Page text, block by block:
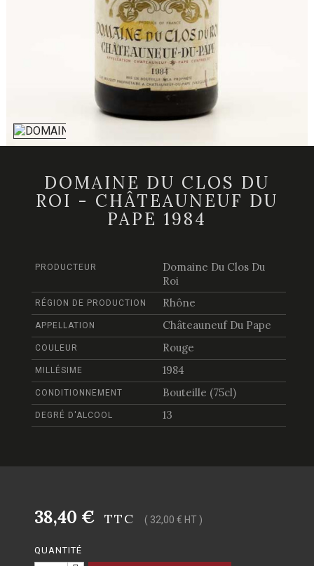
DOMAINE DU CLOS DU
ROI - CHÂTEAUNEUF DU
PAPE 1984
PRODUCTEUR
Domaine Du Clos Du
Roi
RÉGION DE PRODUCTION Rhône
APPELLATION Châteauneuf Du Pape
COULEUR Rouge
MILLÉSIME 1984
CONDITIONNEMENT Bouteille (75cl)
DEGRÉ D'ALCOOL 13
38,40 € TTC ( 32,00 € HT )
QUANTITÉ